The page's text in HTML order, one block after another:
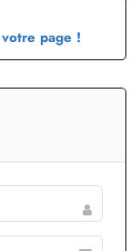
page !